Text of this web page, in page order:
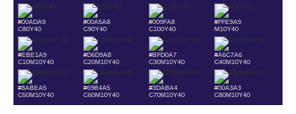
#00ADA9
C80Y40
#00A5A8
C90Y40
#009FA8
C100Y40
#FFE9A9
M10Y40
#EBE1A9
C10M10Y40
#D6D9A8
C20M10Y40
#BFD0A7
C30M10Y40
#A6C7A6
C40M10Y40
#8ABEA5
C50M10Y40
#69B4A5
C60M10Y40
#3DABA4
C70M10Y40
#00A3A3
C80M10Y40